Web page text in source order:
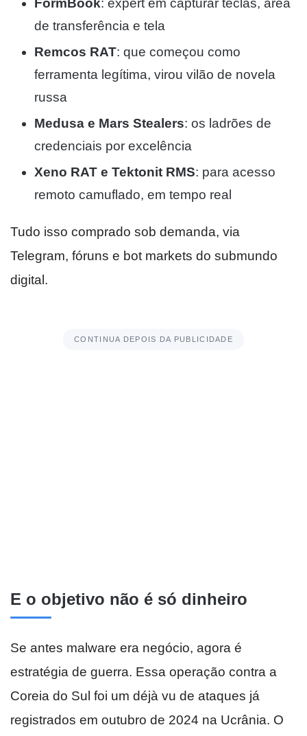
de transferência e tela
Remcos RAT: que começou como
ferramenta legítima, virou vilão de novela
russa
Medusa e Mars Stealers: os ladrões de
credenciais por excelência
Xeno RAT e Tektonit RMS: para acesso
remoto camuflado, em tempo real
Tudo isso comprado sob demanda, via
Telegram, fóruns e bot markets do submundo
digital.
CONTINUA DEPOIS DA PUBLICIDADE
E o objetivo não é só dinheiro
Se antes malware era negócio, agora é
estratégia de guerra. Essa operação contra a
Coreia do Sul foi um déjà vu de ataques já
registrados em outubro de 2024 na Ucrânia. O